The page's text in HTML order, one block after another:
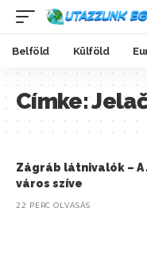
Belföld Külföld
Címke:
Zágráb látnivalók – A
város szíve
22 PERC OLVASÁS